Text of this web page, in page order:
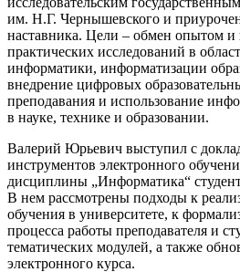
им. Н.Г. Чернышевского и
наставника. Цели – обмен опытом и
практических исследований в
информатики, информатизации
внедрение цифровых
преподавания и использование
в науке, технике и образовании.
Валерий Юрьевич выступил с
инструментов электронного
дисциплины „Информатика“
В нем рассмотрены подходы к
обучения в университете, к
процесса работы преподавателя и
тематических модулей, а также
электронного курса.